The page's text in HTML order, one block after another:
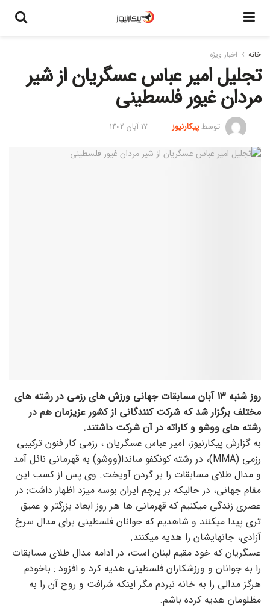
خانه اخبار ویژه
تجلیل امیر عباس عسگریان از شیر
مردان غیور فلسطینی
توسطپیکارنیوز 17 آبان 1402
روز شنبه 13 آبان مسابقات جهانی ورزش های رزمی در رشته های
مختلف برگزار شد که شرکت کنندگانی از کشور عزیزمان هم در
رشته های ووشو و کاراته در آن شرکت داشتند.
به گزارش پیکارنیوز، امیر عباس عسگریان ، رزمی کار فنون ترکیبی
رزمی (MMA)، در رشته کونکفو ساندا(ووشو) به قهرمانی نائل آمد
و مدال طلای مسابقات را بر گردن آویخت. وی پس از کسب این
مقام جهانی، در حالیکه بر پرچم ایران بوسه میزد اظهار داشت: در
عصری زندگی میکنیم که قهرمانی ها هر روز ابعاد بزرگتر و عمیق
تری پیدا میکنند و شاهدیم که جوانان فلسطینی برای مدال سرخ
آزادی، جانهایشان را هدیه میکنند.
عسگریان که خود مقیم لبنان است، در ادامه مدال طلای مسابقات
را به جوانان و ورزشکاران فلسطینی هدیه کرد و افزود : باخودم
هرگز مدالی را به خانه نبردم مگر اینکه شرافت و روح آن را به
مظلومان هدیه کرده باشم.